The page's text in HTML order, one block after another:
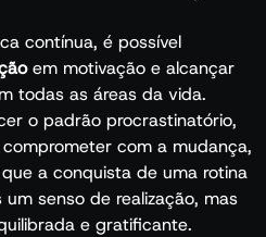
contínua, é possível
em motivação e alcançar
todas as áreas da vida.
o padrão procrastinatório,
com a mudança,
a conquista de uma rotina
senso de realização, mas
e gratificante.